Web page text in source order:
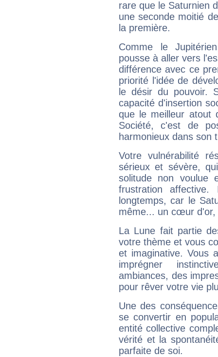
rare que le Saturnien
une seconde moitié
la première.
Comme le
pousse à aller vers
différence avec ce
priorité l'idée de
le désir du pouvoir.
capacité d'insertion
que le meilleur atout
Société, c'est de
harmonieux dans son
Votre vulnérabilité
sérieux et sévère,
solitude non voulue
frustration
longtemps, car le
même... un cœur d'or,
La Lune fait partie
votre thème et vous
et imaginative. Vous
imprégner
ambiances, des
pour rêver votre vie
Une des
se convertir en
entité collective
vérité et la
parfaite de soi.